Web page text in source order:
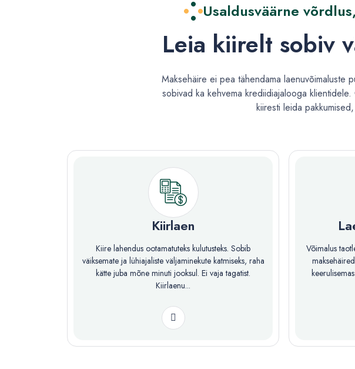
Usaldusväärne
Leia kiirelt sobiv
Maksehäire ei pea tähendama laenuvõimaluste
sobivad ka kehvema krediidiajalooga
kiiresti leida
Kiirlaen
Kiire lahendus ootamatuteks kulutusteks. Sobib
väiksemate ja lühiajaliste väljaminekute katmiseks, raha
kätte juba mõne minuti jooksul. Ei vaja tagatist.
Kiirlaenu...
Võimalus